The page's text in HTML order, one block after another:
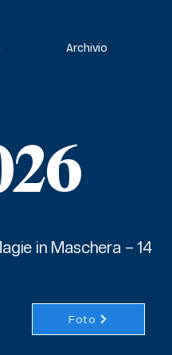
Archivio
in Maschera – 14
Foto